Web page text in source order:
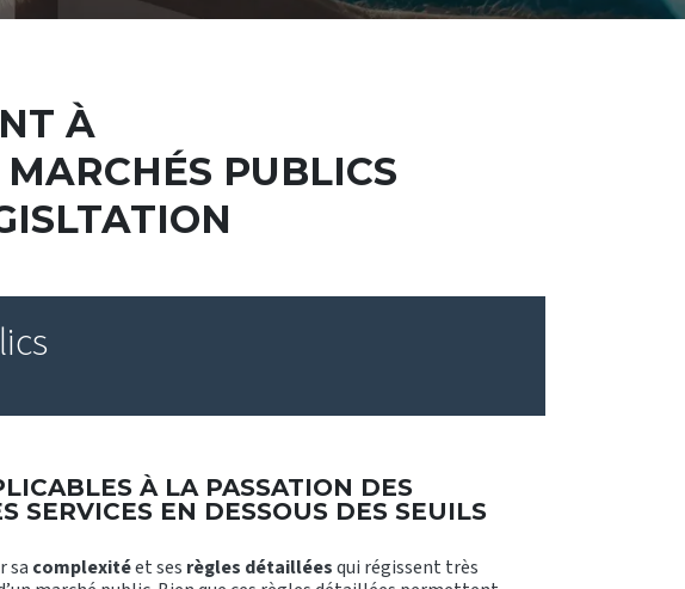
À
PUBLICS
À LA PASSATION DES
SERVICES EN DESSOUS DES SEUILS
sa complexitéet ses règles détailléesqui régissent très